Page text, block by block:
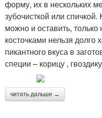
форму, их в нескольких
зубочисткой или
можно и оставить, только
косточками нельзя долго
пикантного вкуса в
специи – корицу ,
читать дальше →